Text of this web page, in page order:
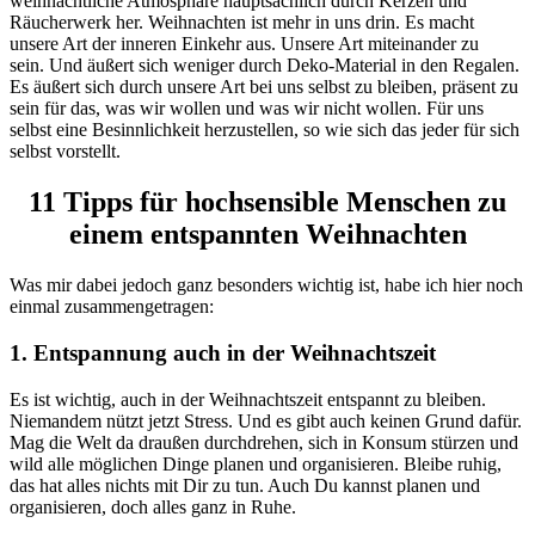
Räucherwerk her. Weihnachten ist mehr in uns drin. Es macht
unsere Art der inneren Einkehr aus. Unsere Art miteinander zu
sein. Und äußert sich weniger durch Deko-Material in den Regalen.
Es äußert sich durch unsere Art bei uns selbst zu bleiben, präsent zu
sein für das, was wir wollen und was wir nicht wollen. Für uns
selbst eine Besinnlichkeit herzustellen, so wie sich das jeder für sich
selbst vorstellt.
11 Tipps für hochsensible Menschen zu
einem entspannten Weihnachten
Was mir dabei jedoch ganz besonders wichtig ist, habe ich hier noch
einmal zusammengetragen:
1. Entspannung auch in der Weihnachtszeit
Es ist wichtig, auch in der Weihnachtszeit entspannt zu bleiben.
Niemandem nützt jetzt Stress. Und es gibt auch keinen Grund dafür.
Mag die Welt da draußen durchdrehen, sich in Konsum stürzen und
wild alle möglichen Dinge planen und organisieren. Bleibe ruhig,
das hat alles nichts mit Dir zu tun. Auch Du kannst planen und
organisieren, doch alles ganz in Ruhe.